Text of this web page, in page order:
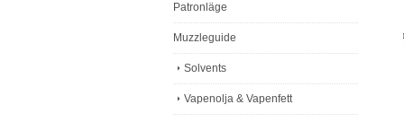
Patronläge
Muzzleguide
Solvents
Vapenolja & Vapenfett